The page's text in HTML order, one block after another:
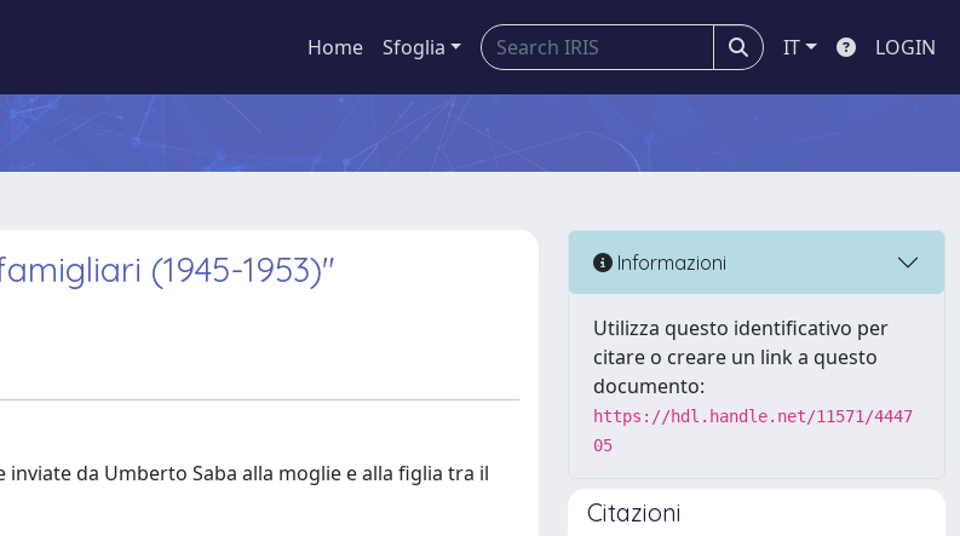
Home Sfoglia IT LOGIN
(1945-1953)"
da Umberto Saba alla moglie e alla figlia tra il
Informazioni
Utilizza questo identificativo per
citare o creare un link a questo
documento:
https://hdl.handle.net/11571/4447
05
Citazioni